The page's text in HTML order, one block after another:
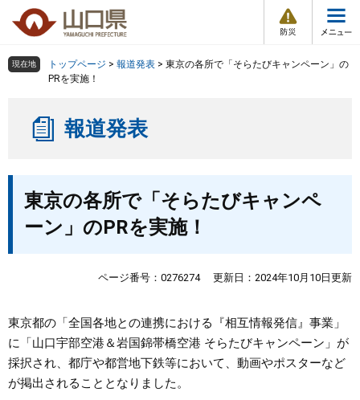
の
ー
情
報
メ
ュ
組織で探す
くらし・環境
しごと・産業・観光
まちづくり
検索の仕方 組織で探す
現在地 トップページ > 報道発表 > 東京の各所で「そらたびキャンペーン」の
PRを実施！
報道発表
東京の各所で「そらたびキャンペ
ーン」のPRを実施！
ページ番号：0276274 更新日：2024年10月10日更新
東京都の「全国各地との連携における『相互情報発信』事業」
に「山口宇部空港＆岩国錦帯橋空港 そらたびキャンペーン」が
採択され、都庁や都営地下鉄等において、動画やポスターなど
が掲出されることとなりました。​